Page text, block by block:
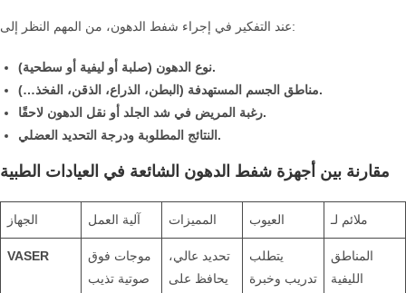
عند التفكير في إجراء شفط الدهون، من المهم النظر إلى:
نوع الدهون (صلبة أو ليفية أو سطحية).
مناطق الجسم المستهدفة (البطن، الذراع، الذقن، الفخذ…).
رغبة المريض في شد الجلد أو نقل الدهون لاحقًا.
النتائج المطلوبة ودرجة التحديد العضلي.
مقارنة بين أجهزة شفط الدهون الشائعة في العيادات الطبية
الجهاز آلية العمل المميزات العيوب ملائم لـ
VASER
موجات فوق
صوتية تذيب
تحديد عالي،
يحافظ على
يتطلب
تدريب وخبرة
المناطق
الليفية